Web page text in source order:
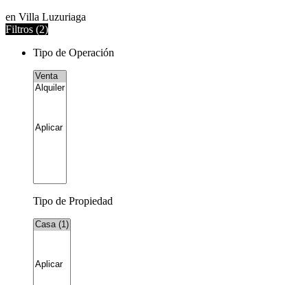
en Villa Luzuriaga
Filtros (2)
Tipo de Operación
Tipo de Propiedad